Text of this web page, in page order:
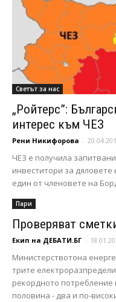
Свeтът за нас
„Ройтерс”:
интерес към ЧЕЗ
Рени Никифорова -
ЧЕЗ е получила
инвеститори за
един от членовете на
Пари
Проверяват
Екип на ДЕБАТИ.БГ -
Министерствотона
трите
рекордното потребление
половина - два и по-